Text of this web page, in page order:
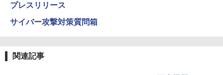
プレスリリース
サイバー攻撃対策質問箱
関連記事